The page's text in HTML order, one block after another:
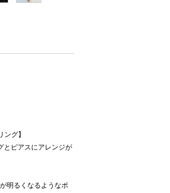
グ】
とピアスにアレンジが
明るくなるようなポ